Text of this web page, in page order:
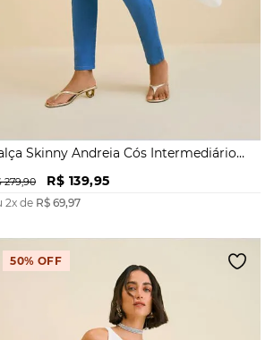
Skinny Andreia Cós Intermediário
279,90 R$ 139,95
2x de R$ 69,97
50% OFF